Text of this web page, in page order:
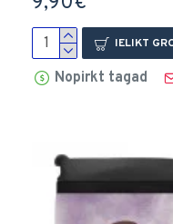
IELIKT
Nopirkt tagad